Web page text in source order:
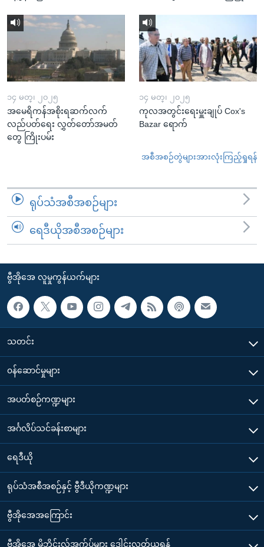
၁၄ မတ္၊ ၂၀၂၅
အမေရိကန်အစိုးရဆက်လက်
လည်ပတ်ရေး လွှတ်တော်အမတ်
တွေ ကြိုးပမ်း
၁၄ မတ္၊ ၂၀၂၅
ကုလအတွင်းရေးမှူးချုပ် Cox's
Bazar ရောက်
အစီအစဉ်တွဲများအားလုံးကြည့်ရှုရန်
ရုပ်သံအစီအစဉ်များ
ရေဒီယိုအစီအစဉ်များ
ဗွီအိုအေ လူမှုကွန်ယက်များ
သတင်း
၀န်ဆောင်မှုများ
အပတ်စဉ်ကဏ္ဍများ
အင်္ဂလိပ်သင်ခန်းစာများ
ရေဒီယို
ရုပ်သံအစီအစဉ်နှင့် ဗွီဒီယိုကဏ္ဍများ
ဗွီအိုအေအကြောင်း
ဗွီအိုအေ မိုဘိုင်းလ်အက်ပ်များ ဒေါင်းလုတ်ယူရန်